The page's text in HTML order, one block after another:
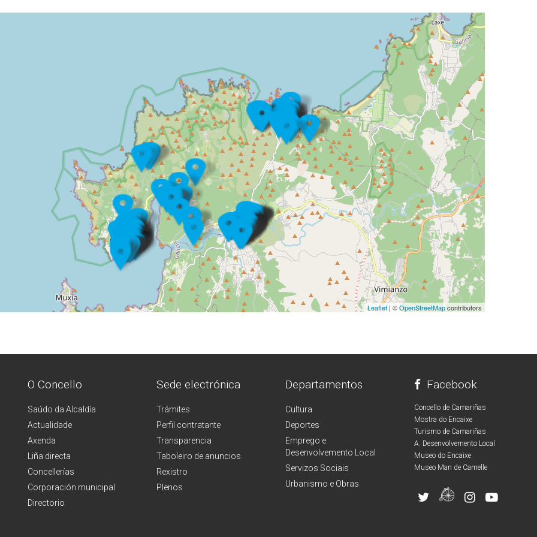
Leaflet | ©OpenStreetMapcontributors
O Concello
Saúdo da Alcaldía
Actualidade
Axenda
Liña directa
Concellerías
Corporación municipal
Directorio
Sede electrónica
Trámites
Perfil contratante
Transparencia
Taboleiro de anuncios
Rexistro
Plenos
Departamentos
Cultura
Deportes
Emprego e
Desenvolvemento Local
Servizos Sociais
Urbanismo e Obras
Facebook
Concello de Camariñas
Mostra do Encaixe
Turismo de Camariñas
A. Desenvolvemento Local
Museo do Encaixe
Museo Man de Camelle